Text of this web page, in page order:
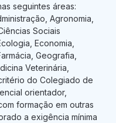
seguintes áreas:
Agronomia,
Sociais
Economia,
Geografia,
Veterinária,
do Colegiado de
orientador,
formação em outras
a exigência mínima